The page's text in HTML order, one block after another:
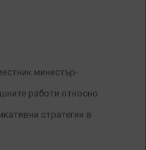
министър-
работи относно
стратегии в